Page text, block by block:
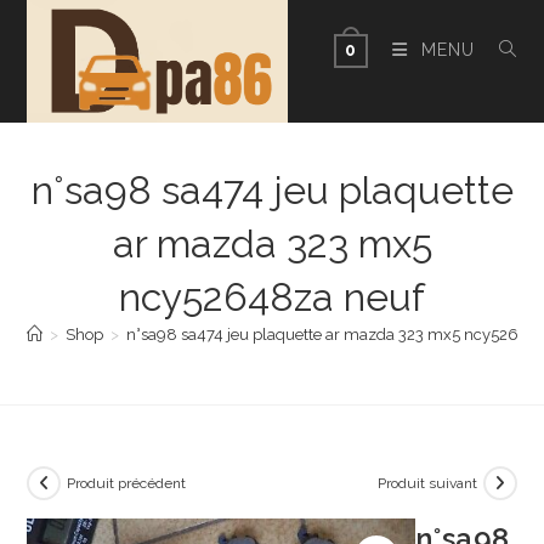
0 MENU
n°sa98 sa474 jeu plaquette
ar mazda 323 mx5
ncy52648za neuf
> Shop > n°sa98 sa474 jeu plaquette ar mazda 323 mx5
Produit précédent Produit suivant